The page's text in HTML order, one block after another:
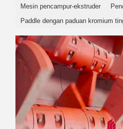
Mesin pencampur-ekstruder
Paddle dengan paduan kromium